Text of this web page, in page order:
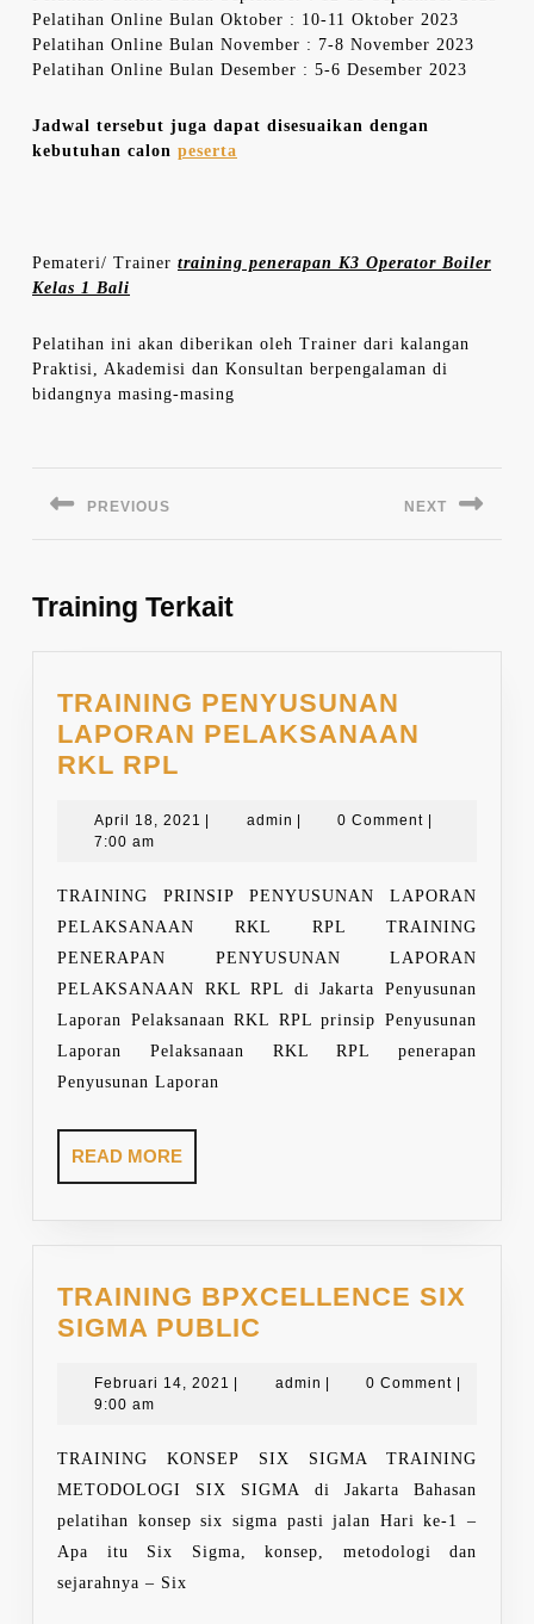
Pelatihan Online Bulan Oktober : 10-11 Oktober 2023
Pelatihan Online Bulan November : 7-8 November 2023
Pelatihan Online Bulan Desember : 5-6 Desember 2023
Jadwal tersebut juga dapat disesuaikan dengan
kebutuhan calon peserta
Pemateri/ Trainer training penerapan K3 Operator Boiler
Kelas 1 Bali
Pelatihan ini akan diberikan oleh Trainer dari kalangan
Praktisi, Akademisi dan Konsultan berpengalaman di
bidangnya masing-masing
PREVIOUS NEXT
Training Terkait
TRAINING PENYUSUNAN
LAPORAN PELAKSANAAN
RKL RPL
LAPORAN
RKL
RPL
April 18, 2021 April
admin admin0 Comment
7:00 am
TRAINING PRINSIP PENYUSUNAN LAPORAN
PELAKSANAAN RKL RPL TRAINING
PENERAPAN PENYUSUNAN LAPORAN
PELAKSANAAN RKL RPL di Jakarta Penyusunan
Laporan Pelaksanaan RKL RPL prinsip Penyusunan
Laporan Pelaksanaan RKL RPL penerapan
Penyusunan Laporan
READ MOREREAD
MORE
TRAINING BPXCELLENCE SIX
SIGMA PUBLIC
SIX
PUBLIC
Februari 14, 2021 Februari
| admin admin
| 0 Comment |
9:00 am
TRAINING KONSEP SIX SIGMA TRAINING
METODOLOGI SIX SIGMA di Jakarta Bahasan
pelatihan konsep six sigma pasti jalan Hari ke-1 –
Apa itu Six Sigma, konsep, metodologi dan
sejarahnya – Six